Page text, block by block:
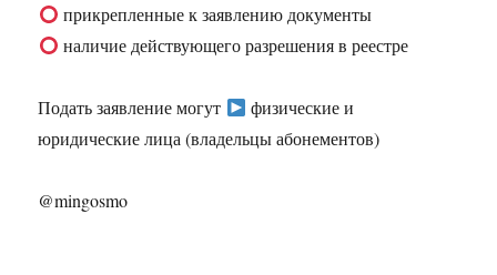
прикрепленные к заявлению документы
наличие действующего разрешения в реестре
Подать заявление могут
физические и
юридические лица (владельцы абонементов)
@mingosmo